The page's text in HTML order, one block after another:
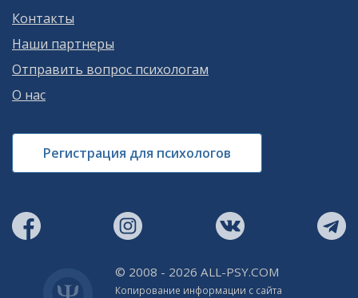
Контакты
Наши партнеры
Отправить вопрос психологам
О нас
Регистрация для психологов
© 2008 - 2026 ALL-PSY.COM
Копирование информации с сайта